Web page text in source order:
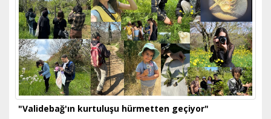
"Validebağ'ın kurtuluşu hürmetten geçiyor"